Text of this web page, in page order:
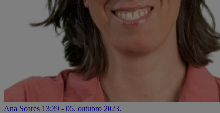
Ana Soares 13:39 - 05. outubro 2023.